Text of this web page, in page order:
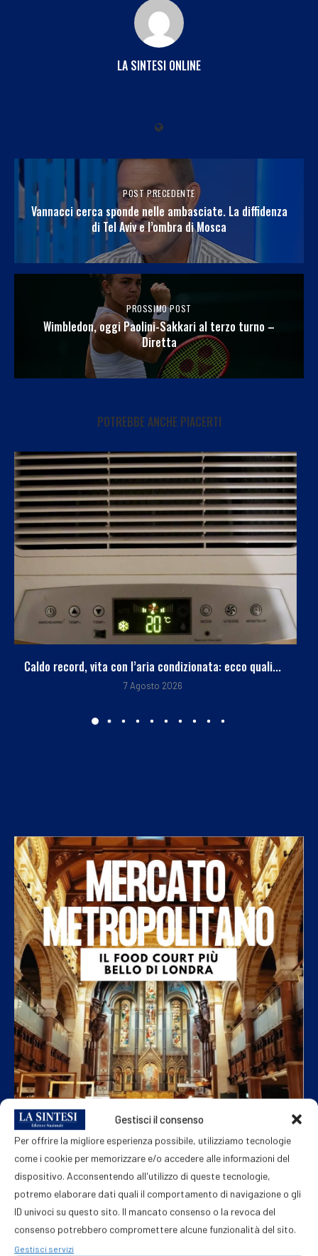
Gestisci il consenso
Per offrire la migliore esperienza possibile, utilizziamo tecnologie
come i cookie per memorizzare e/o accedere alle informazioni del
dispositivo. Acconsentendo all'utilizzo di queste tecnologie,
potremo elaborare dati quali il comportamento di navigazione o gli
ID univoci su questo sito. Il mancato consenso o la revoca del
consenso potrebbero compromettere alcune funzionalità del sito.
Gestisci servizi
LA SINTESI ONLINE
POST PRECEDENTE
Vannacci cerca sponde nelle ambasciate. La diffidenza
di Tel Aviv e l’ombra di Mosca
PROSSIMO POST
Wimbledon, oggi Paolini-Sakkari al terzo turno –
Diretta
POTREBBE ANCHE PIACERTI
Tra bambini e ragazzi in aumento uso psicofarmaci,...
7 Agosto 2026
Lavoro, restare in Italia o andare